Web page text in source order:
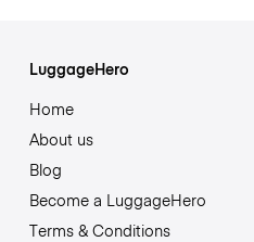
LuggageHero
Home
About us
Blog
Become a LuggageHero
Terms & Conditions